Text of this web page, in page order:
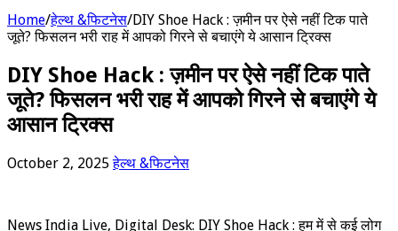
Home/हेल्थ &फिटनेस/DIY Shoe Hack : ज़मीन पर ऐसे नहीं टिक पाते
जूते? फिसलन भरी राह में आपको गिरने से बचाएंगे ये आसान ट्रिक्स
DIY Shoe Hack : ज़मीन पर ऐसे नहीं टिक पाते
जूते? फिसलन भरी राह में आपको गिरने से बचाएंगे ये
आसान ट्रिक्स
October 2, 2025 हेल्थ &फिटनेस
News India Live, Digital Desk: DIY Shoe Hack : हम में से कई लोग